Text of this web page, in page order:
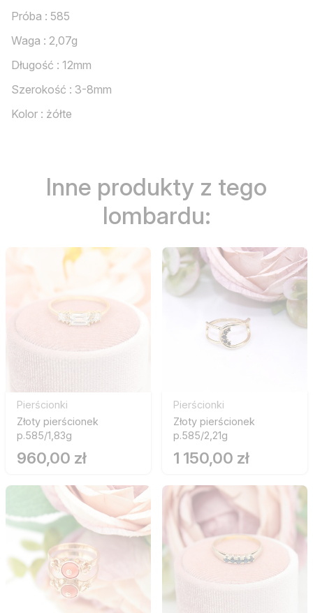
Próba : 585
Waga : 2,07g
Długość : 12mm
Szerokość : 3-8mm
Kolor : żółte
Inne produkty z tego
lombardu:
Pierścionki
Złoty pierścionek
p.585/1,83g
960,00 zł
Pierścionki
Złoty pierścionek
p.585/2,21g
1 150,00 zł